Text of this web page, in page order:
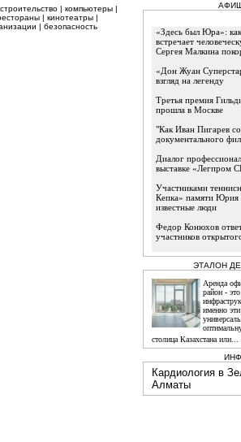
строительство компьютеры
кинотеатры
безопасность
«Здесь был Юра»:
встречает
Сергея Малкина
«Дон Жуан
взгляд на легенду
Третья премия
прошла в Москве
"Как Иван Пигарев
документального
Диалог
выставке «Легпром
Участниками
Кепка» памяти Юрия
известные люди
Федор Конюхов
участников
ЭТАЛОН
Аренда
район - это
именно
столица Казахстана или...
Кардиология в
Алматы